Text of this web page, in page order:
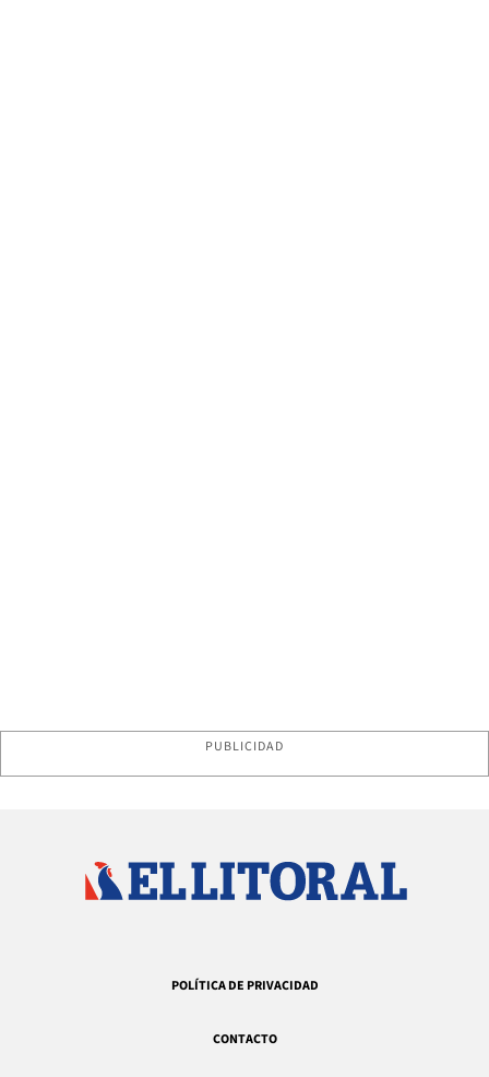
PUBLICIDAD
POLÍTICA DE PRIVACIDAD
CONTACTO